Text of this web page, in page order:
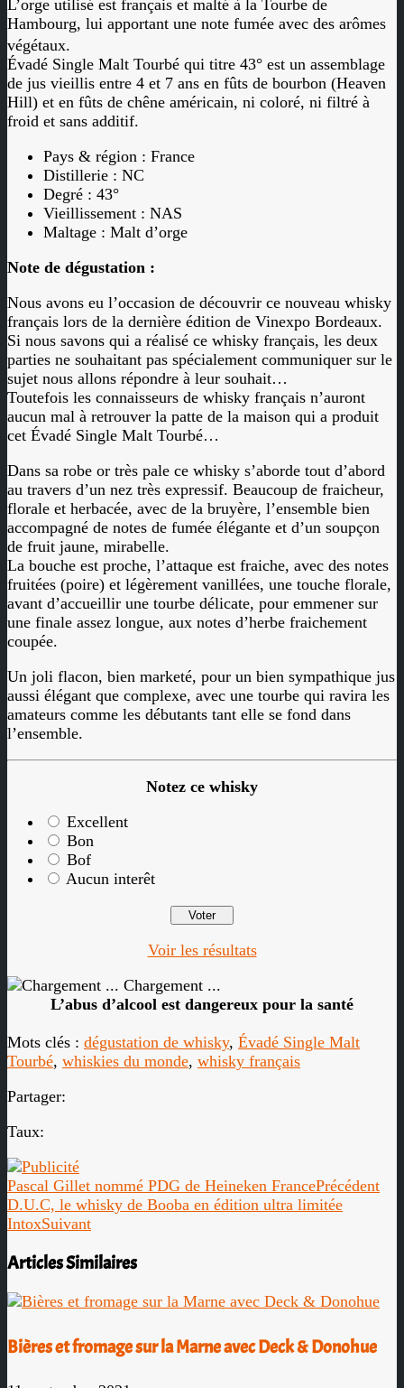
L’orge utilisé est français et malté à la Tourbe de
Hambourg, lui apportant une note fumée avec des arômes
végétaux.
Évadé Single Malt Tourbé qui titre 43° est un assemblage
de jus vieillis entre 4 et 7 ans en fûts de bourbon (Heaven
Hill) et en fûts de chêne américain, ni coloré, ni filtré à
froid et sans additif.
Pays & région : France
Distillerie : NC
Degré : 43°
Vieillissement : NAS
Maltage : Malt d’orge
Note de dégustation :
Nous avons eu l’occasion de découvrir ce nouveau whisky
français lors de la dernière édition de Vinexpo Bordeaux.
Si nous savons qui a réalisé ce whisky français, les deux
parties ne souhaitant pas spécialement communiquer sur le
sujet nous allons répondre à leur souhait…
Toutefois les connaisseurs de whisky français n’auront
aucun mal à retrouver la patte de la maison qui a produit
cet Évadé Single Malt Tourbé…
Dans sa robe or très pale ce whisky s’aborde tout d’abord
au travers d’un nez très expressif. Beaucoup de fraicheur,
florale et herbacée, avec de la bruyère, l’ensemble bien
accompagné de notes de fumée élégante et d’un soupçon
de fruit jaune, mirabelle.
La bouche est proche, l’attaque est fraiche, avec des notes
fruitées (poire) et légèrement vanillées, une touche florale,
avant d’accueillir une tourbe délicate, pour emmener sur
une finale assez longue, aux notes d’herbe fraichement
coupée.
Un joli flacon, bien marketé, pour un bien sympathique jus
aussi élégant que complexe, avec une tourbe qui ravira les
amateurs comme les débutants tant elle se fond dans
l’ensemble.
Notez ce whisky
Excellent
Bon
Bof
Aucun interêt
Voir les résultats
Chargement ...
L’abus d’alcool est dangereux pour la santé
Mots clés : dégustation de whisky, Évadé Single Malt
Tourbé, whiskies du monde, whisky français
Partager:
Taux:
Pascal Gillet nommé PDG de Heineken FrancePrécédent
D.U.C, le whisky de Booba en édition ultra limitée
IntoxSuivant
Articles Similaires
Bières et fromage sur la Marne avec Deck & Donohue